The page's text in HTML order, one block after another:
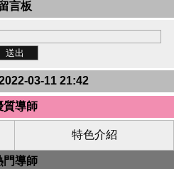
言板
03-11 21:42
質導師
特色介紹
門導師